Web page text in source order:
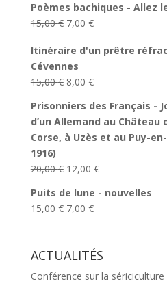
initial
était :
12,00 €.
actuel
est :
5,00 €.
Poèmes bachiques - Allez
15,00€ Le
initial
était :
15,00 €.
7,00 €Le
actuel
7,00 €.
Itinéraire d'un prêtre
Cévennes
15,00€ Le
initial
était :
15,00 €.
8,00 €Le
actuel
est :
8,00 €.
Prisonniers des Français -
d’un Allemand au Château
Corse, à Uzès et au Puy-
1916)
20,00€ Le
initial
était :
12,00 €Le
actuel
Puits de lune - nouvelles
15,00€ Le
était :
7,00 €Le
est :
7,00 €.
ACTUALITÉS
Conférence sur la